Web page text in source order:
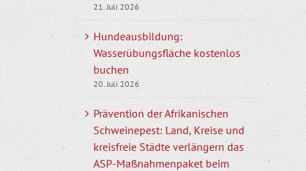
21. Juli 2026
Hundeausbildung:
Wasserübungsfläche kostenlos
buchen
20. Juli 2026
Prävention der Afrikanischen
Schweinepest: Land, Kreise und
kreisfreie Städte verlängern das
ASP-Maßnahmenpaket beim